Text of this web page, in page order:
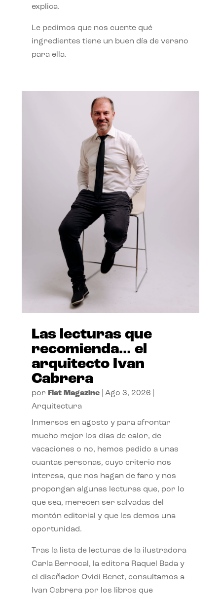
explica.
Le pedimos que nos cuente qué
ingredientes tiene un buen día de verano
para ella.
Las lecturas que
recomienda… el
arquitecto Ivan
Cabrera
por Flat Magazine| Ago 3, 2026
Arquitectura
Inmersos en agosto y para afrontar
mucho mejor los días de calor, de
vacaciones o no, hemos pedido a unas
cuantas personas, cuyo criterio nos
interesa, que nos hagan de faro y nos
propongan algunas lecturas que, por lo
que sea, merecen ser salvadas del
montón editorial y que les demos una
oportunidad.
Tras la lista de lecturas de la ilustradora
Carla Berrocal, la editora Raquel Bada y
el diseñador Ovidi Benet, consultamos a
Ivan Cabrera por los libros que